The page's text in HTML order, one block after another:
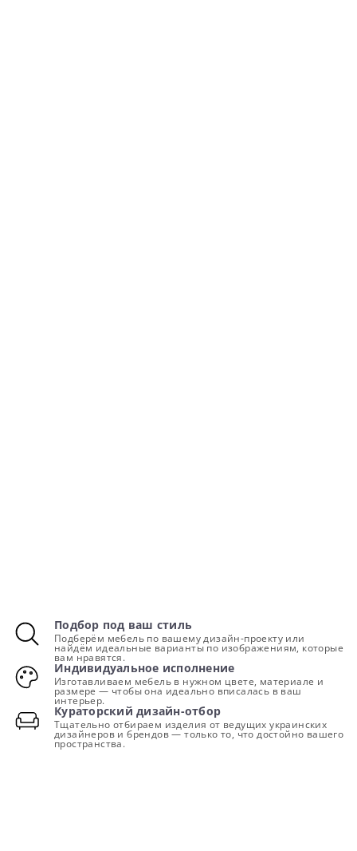
Подбор под ваш стиль
Подберём мебель по вашему дизайн-проекту или
найдём идеальные варианты по изображениям, которые
вам нравятся.
Индивидуальное исполнение
Изготавливаем мебель в нужном цвете, материале и
размере — чтобы она идеально вписалась в ваш
интерьер.
Кураторский дизайн-отбор
Тщательно отбираем изделия от ведущих украинских
дизайнеров и брендов — только то, что достойно вашего
пространства.